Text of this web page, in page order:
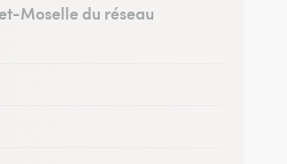
Moselle du réseau